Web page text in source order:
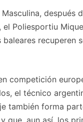
después
Poliesportiu
recuperen
competición
el técnico
también forma
que, aun así, los